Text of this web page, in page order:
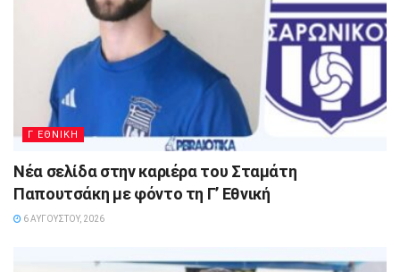
Γ ΕΘΝΙΚΗ
Νέα σελίδα στην καριέρα του Σταμάτη
Παπουτσάκη με φόντο τη Γ’ Εθνική
6 ΑΥΓΟΎΣΤΟΥ, 2026